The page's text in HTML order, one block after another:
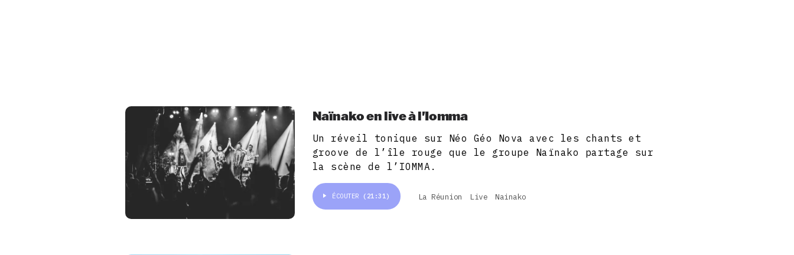
Naïnako en live à l'Iomma
Un réveil tonique sur Néo Géo Nova avec les chants et
groove de l’île rouge que le groupe Naïnako partage sur
la scène de l’IOMMA.
ÉCOUTER (21:31) La Réunion Live Nainako